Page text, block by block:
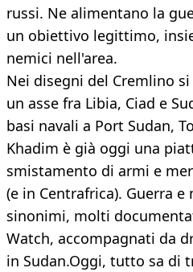
russi. Ne alimentano la
un obiettivo legittimo,
nemici nell'area.
Nei disegni del Cremlino
un asse fra Libia, Ciad e
basi navali a Port Sudan,
Khadim è già oggi una
smistamento di armi e
(e in Centrafrica). Guerra
sinonimi, molti
Watch, accompagnati da
in Sudan.Oggi, tutto sa di